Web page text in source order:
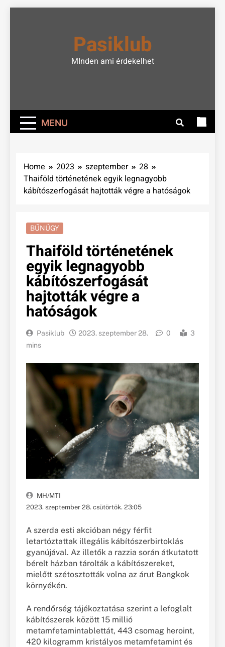
Pasiklub
MInden ami érdekelhet
MENU
Home 2023 szeptember
28
Thaiföld történetének egyik legnagyobb
kábítószerfogását hajtották végre a hatóságok
BŰNÜGY
Thaiföld történetének
egyik legnagyobb
kábítószerfogását
hajtották végre a
hatóságok
Pasiklub 2023. szeptember 28. 0
3
mins
MH/MTI
2023. szeptember 28. csütörtök. 23:05
A szerda esti akcióban négy férfit
letartóztattak illegális kábítószerbirtoklás
gyanújával. Az illetők a razzia során átkutatott
bérelt házban tárolták a kábítószereket,
mielőtt szétosztották volna az árut Bangkok
környékén.
A rendőrség tájékoztatása szerint a lefoglalt
kábítószerek között 15 millió
metamfetamintablettát, 443 csomag heroint,
420 kilogramm kristályos metamfetamint és